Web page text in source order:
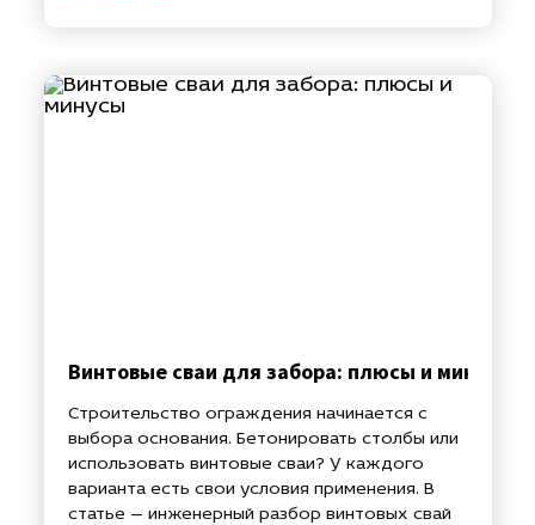
Винтовые сваи для забора: плюсы и минусы
Строительство ограждения начинается с
выбора основания. Бетонировать столбы или
использовать винтовые сваи? У каждого
варианта есть свои условия применения. В
статье — инженерный разбор винтовых свай